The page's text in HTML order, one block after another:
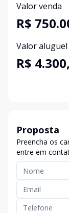
Valor venda
R$
Valor aluguel
R$
Proposta
Preencha os
entre em